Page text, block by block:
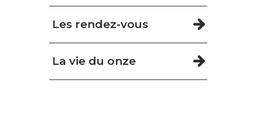
Les rendez-vous
La vie du onze